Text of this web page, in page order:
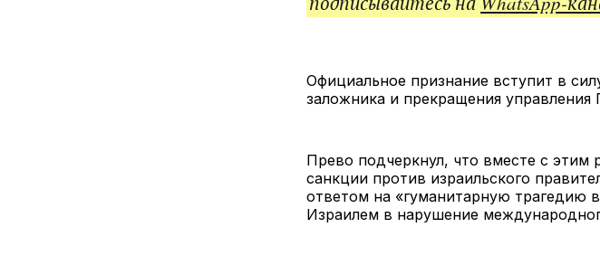
Официальное признание вступит в
заложника и прекращения
Прево подчеркнул, что вместе с этим
санкции против израильского
ответом на «гуманитарную трагедию
Израилем в нарушение